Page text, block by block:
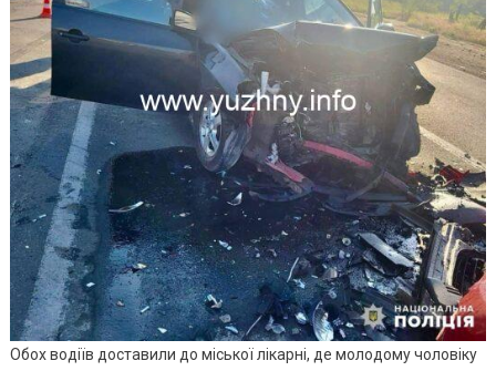
Обох водіїв доставили до міської лікарні, де молодому чоловіку